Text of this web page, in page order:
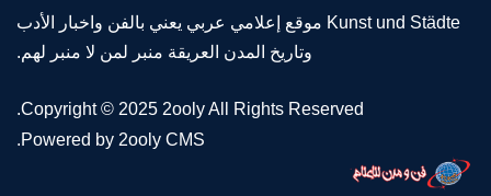
Kunst und Städte موقع إعلامي عربي يعني بالفن واخبار الأدب
وتاريخ المدن العريقة منبر لمن لا منبر لهم.
Copyright © 2025 2ooly All Rights Reserved.
Powered by 2ooly CMS
.